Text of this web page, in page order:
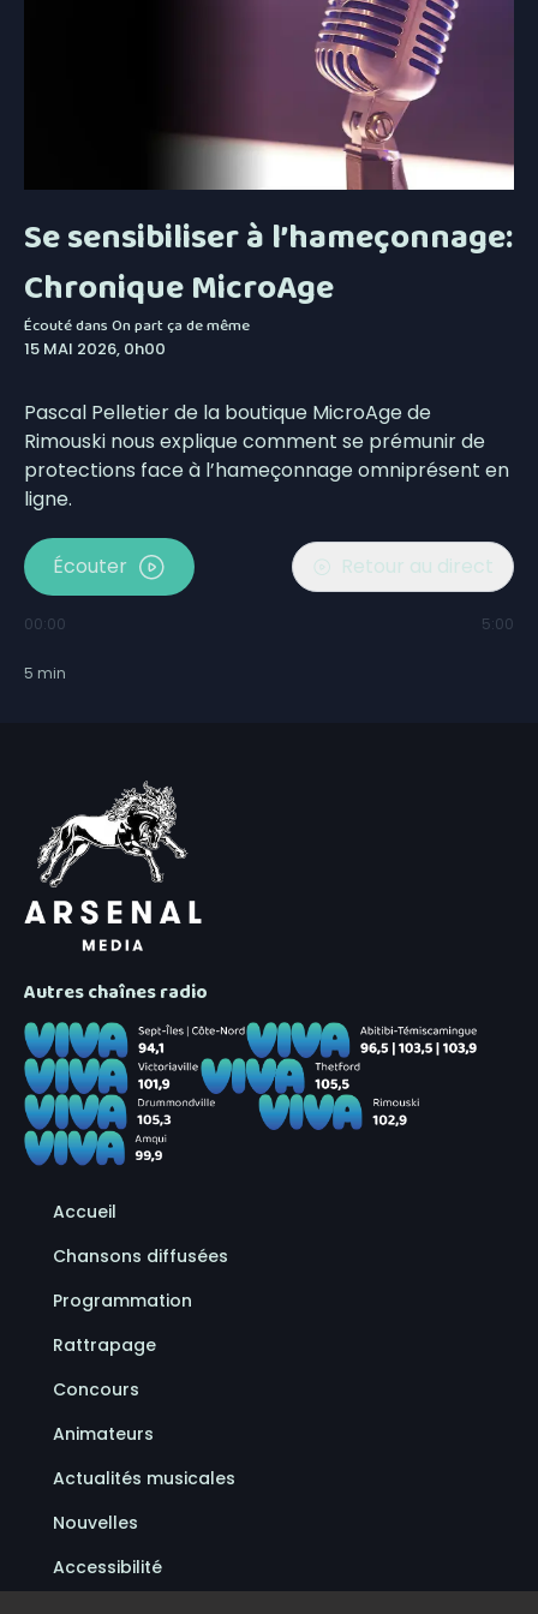
Se sensibiliser à l’hameçonnage:
Chronique MicroAge
Écouté dansOn part ça de même
15 MAI 2026, 0h00
Pascal Pelletier de la boutique MicroAge de
Rimouski nous explique comment se prémunir de
protections face à l’hameçonnage omniprésent en
ligne.
Écouter Retour au direct
00:00 5:00
5 min
Autres chaînes radio
Accueil
Chansons diffusées
Programmation
Rattrapage
Concours
Animateurs
Actualités musicales
Nouvelles
Accessibilité